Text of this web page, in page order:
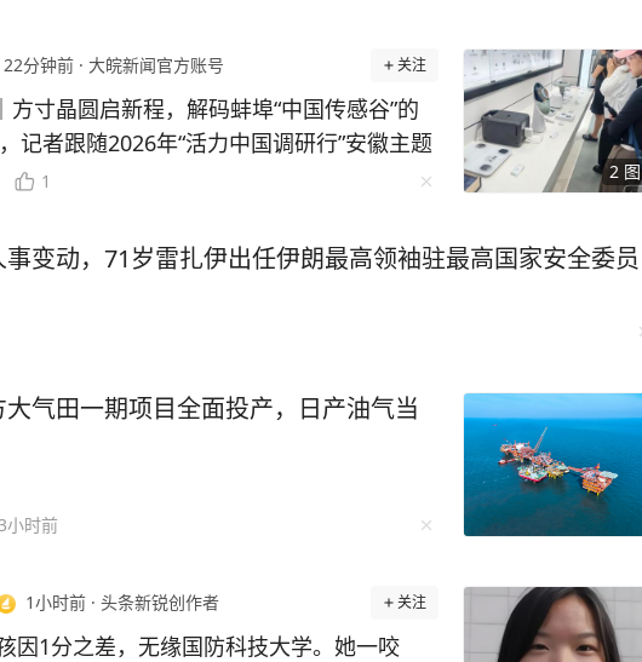
2 图
22分钟前 · 大皖新闻官方账号 关注
方寸晶圆启新程，解码蚌埠“中国传感谷”的
“中国传感谷”，实地探访这座老工业城市
路有限公司洁净生产车间，国内首条8英寸M
产线高速运转。一尘不染的厂房内，各类精
一片片晶圆经过氧化、光刻、刻蚀、镀膜等
再经过封装测试，就转化为温度、压力、
者介绍，该项目全面达产后，可实现月产晶
国内第一梯队。企业生产的“蚌埠造”MEMS
着具身智能、低空经济、智慧交通产业加速
定位，柔性触觉传感器赋予机械手力度感知
器，正是各类智能设备不可或缺的感知“触
1
变动，71岁雷扎伊出任伊朗最高领袖驻最高国家安全委员
气田一期项目全面投产，日产油气当
小时前
1小时前 · 头条新锐创作者 关注
因1分之差，无缘国防科技大学。她一咬